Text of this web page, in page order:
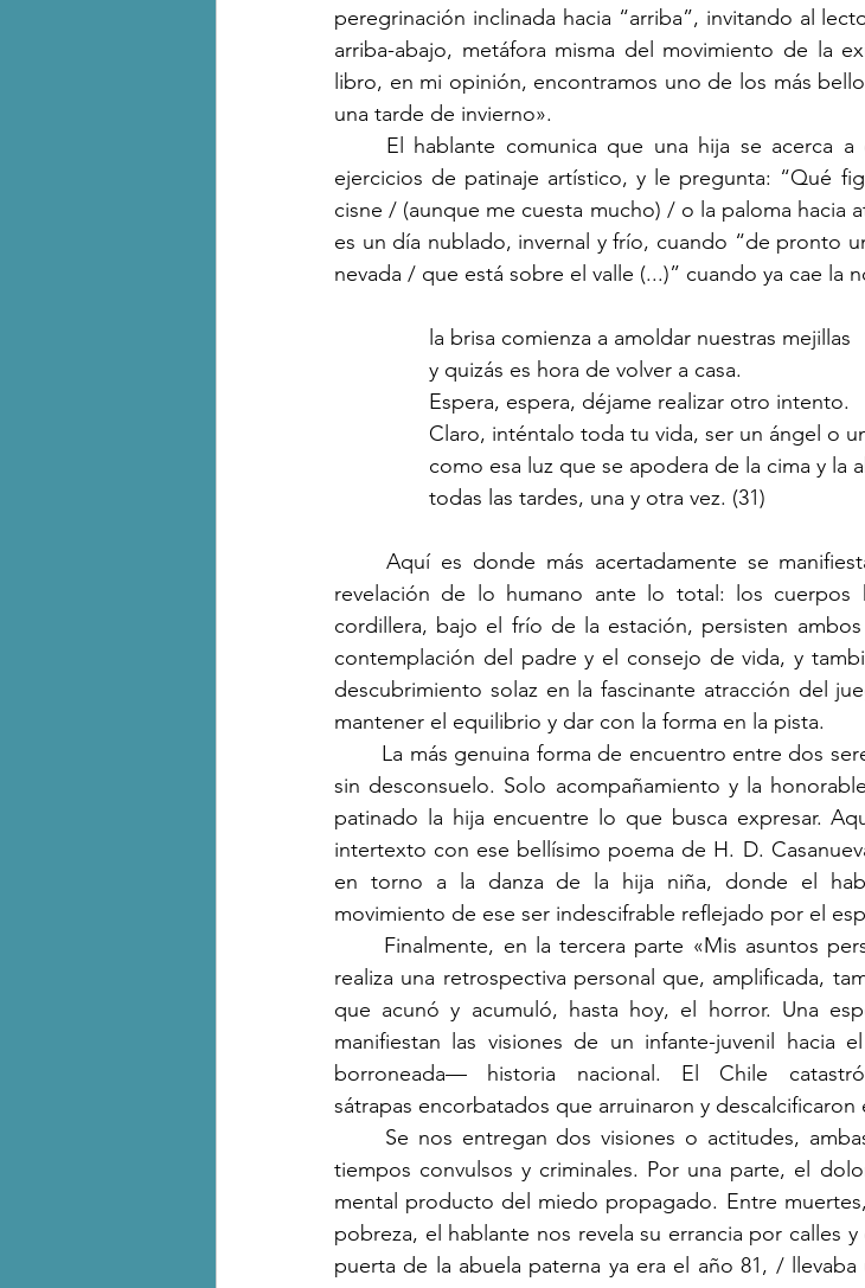
peregrinación inclinada hacia “arriba”, invitando al
arriba-abajo, metáfora misma del movimiento de la
libro, en mi opinión, encontramos uno de los más
una tarde de invierno».
ejercicios de patinaje artístico, y le pregunta: “Qué
cisne / (aunque me cuesta mucho) / o la paloma hacia
es un día nublado, invernal y frío, cuando “de pronto
nevada / que está sobre el valle (...)” cuando ya cae la
la brisa comienza a amoldar nuestras mejillas
y quizás es hora de volver a casa.
Espera, espera, déjame realizar otro intento.
Claro, inténtalo toda tu vida, ser un ángel o
como esa luz que se apodera de la cima y la
todas las tardes, una y otra vez. (31)
Aquí es donde más acertadamente se
revelación de lo humano ante lo total: los cuerpos
cordillera, bajo el frío de la estación, persisten
contemplación del padre y el consejo de vida, y
descubrimiento solaz en la fascinante atracción del
mantener el equilibrio y dar con la forma en la pista.
sin desconsuelo. Solo acompañamiento y la
patinado la hija encuentre lo que busca expresar.
intertexto con ese bellísimo poema de H. D.
en torno a la danza de la hija niña, donde el
movimiento de ese ser indescifrable reflejado por el
realiza una retrospectiva personal que, amplificada,
que acunó y acumuló, hasta hoy, el horror. Una
manifiestan las visiones de un infante-juvenil
borroneada— historia nacional. El Chile
sátrapas encorbatados que arruinaron y
tiempos convulsos y criminales. Por una parte, el
mental producto del miedo propagado. Entre
pobreza, el hablante nos revela su errancia por calles
puerta de la abuela paterna ya era el año 81, /